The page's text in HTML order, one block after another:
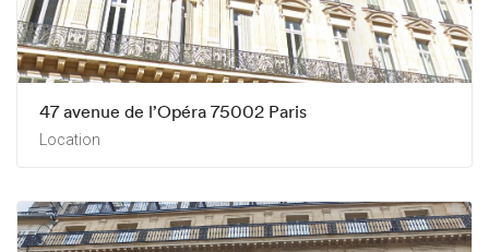
47 avenue de l’Opéra 75002 Paris
Location